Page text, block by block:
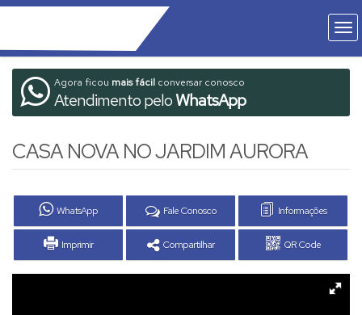
Agora ficou mais fácil conversar conosco
Atendimento peloWhatsApp
CASA NOVA NO JARDIM AURORA
WhatsApp Fale Conosco Informações
Imprimir Compartilhar QR Code